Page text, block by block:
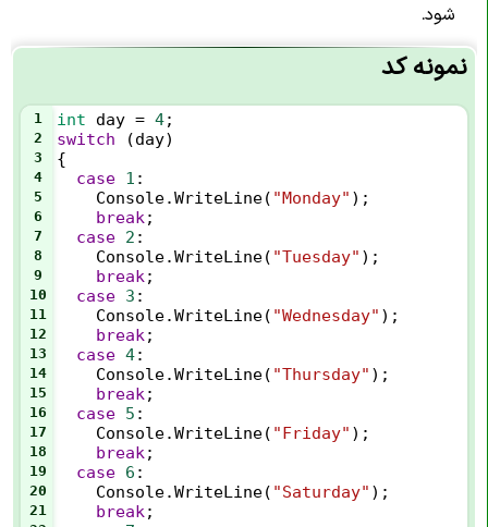
شود.
نمونه کد
1 int day = 4;
2 switch (day)
3 {
4 case 1 :
5 Console.WriteLine( "Monday" );
6 break;
7 case 2 :
8 Console.WriteLine( "Tuesday" );
9 break;
10 case 3 :
11 Console.WriteLine( "Wednesday" );
12 break;
13 case 4:
14 Console.WriteLine( "Thursday" );
15 break;
16 case 5 :
17 Console.WriteLine( "Friday" );
18 break;
19 case 6 :
20 Console.WriteLine( "Saturday" );
21 break;